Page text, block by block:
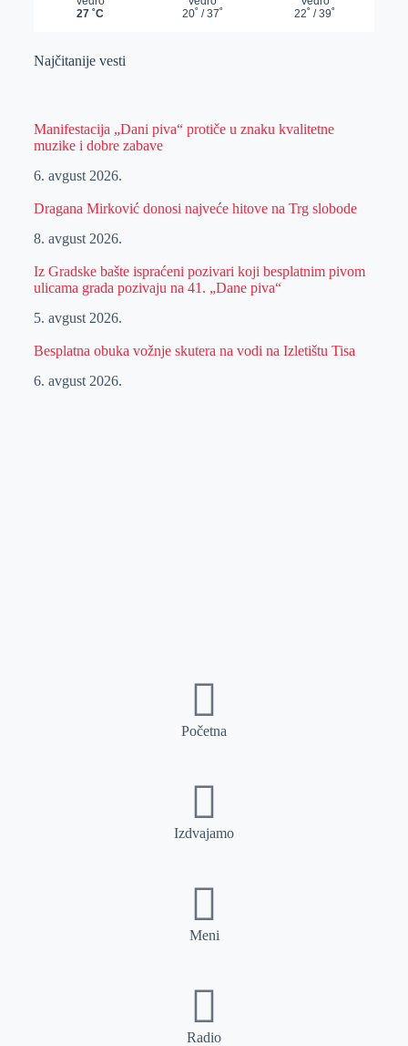
Najčitanije vesti
Manifestacija „Dani piva“ protiče u znaku kvalitetne
muzike i dobre zabave
6. avgust 2026.
Dragana Mirković donosi najveće hitove na Trg slobode
8. avgust 2026.
Iz Gradske bašte ispraćeni pozivari koji besplatnim pivom
ulicama grada pozivaju na 41. „Dane piva“
5. avgust 2026.
Besplatna obuka vožnje skutera na vodi na Izletištu Tisa
6. avgust 2026.
Početna
Izdvajamo
Meni
Radio